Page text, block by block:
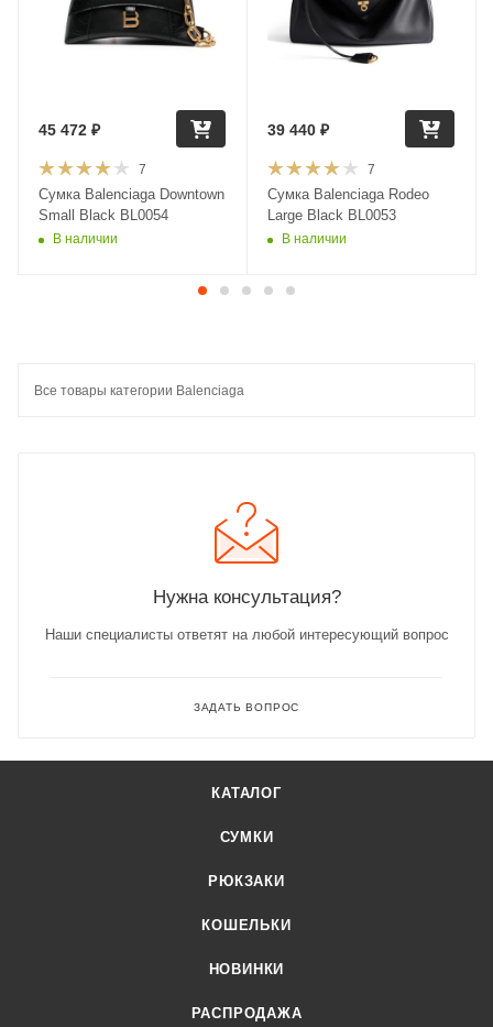
7
Сумка Balenciaga Downtown
Small Black BL0054
В наличии
45 472 ₽
7
Сумка Balenciaga Rodeo
Large Black BL0053
В наличии
39 440 ₽
Все товары категории Balenciaga
Нужна консультация?
Наши специалисты ответят на любой интересующий вопрос
ЗАДАТЬ ВОПРОС
КАТАЛОГ
СУМКИ
РЮКЗАКИ
КОШЕЛЬКИ
НОВИНКИ
РАСПРОДАЖА